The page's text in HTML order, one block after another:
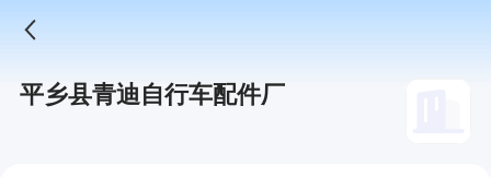
平乡县青迪自行车配件厂